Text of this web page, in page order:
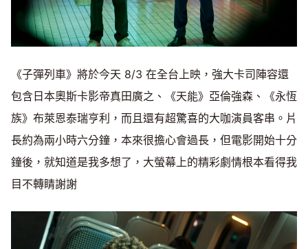
《子彈列車》將於今天 8/3 在全台上映，強大卡司陣容還
包含日本奧斯卡影帝真田廣之、《天能》亞倫強森、《永恆
族》布萊恩泰瑞亨利，而且還有超驚喜的大咖演員客串。片
長約為兩小時六分鐘，本來很擔心會過長，但電影開始十分
鐘後，就知道是我多想了，大螢幕上的精彩劇情根本看得我
目不轉睛謝謝